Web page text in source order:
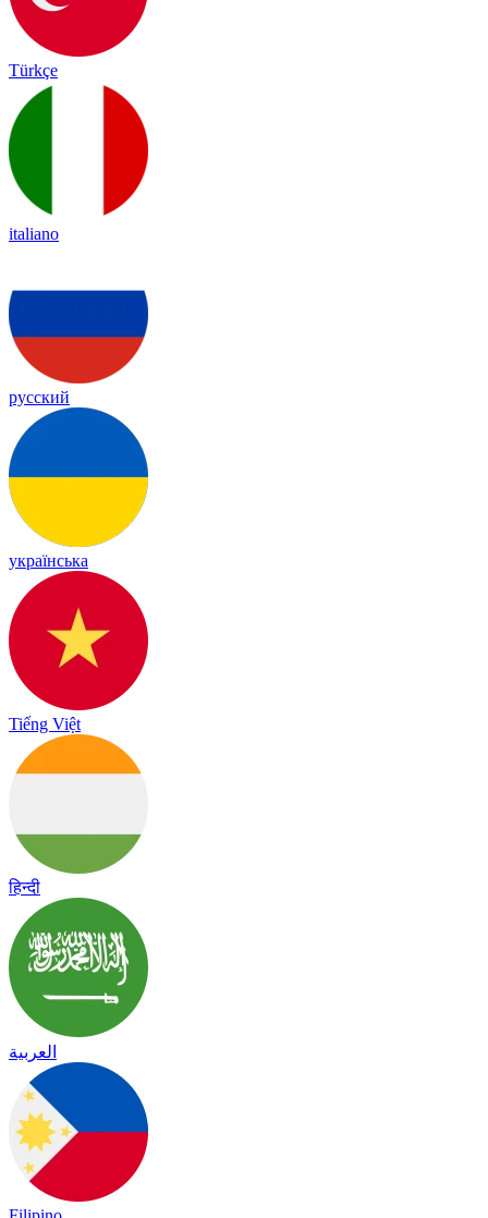
Türkçe
italiano
русский
українська
Tiếng Việt
हिन्दी
العربية